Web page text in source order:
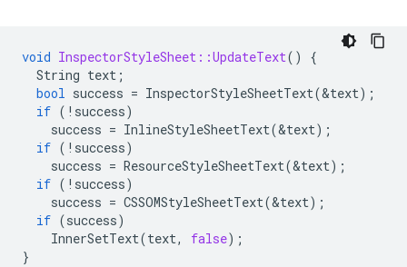
void InspectorStyleSheet::UpdateText()
{
String text ;
bool success = InspectorStyleSheetText(&text);
if ( ! success)
success = InlineStyleSheetText(&text);
if ( ! success)
success = ResourceStyleSheetText(&text);
if ( ! success)
success = CSSOMStyleSheetText(&text);
if (success)
InnerSetText(text, false);
}